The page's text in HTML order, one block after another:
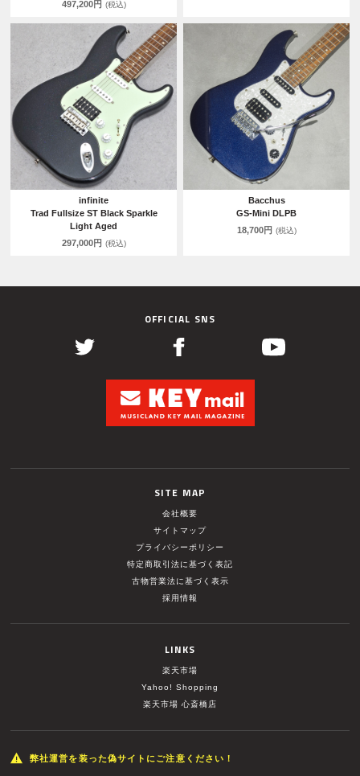
497,200円 (税込)
infinite
Trad Fullsize ST Black Sparkle
Light Aged
297,000円 (税込)
Bacchus
GS-Mini DLPB
18,700円 (税込)
OFFICIAL SNS
SITE MAP
会社概要
サイトマップ
プライバシーポリシー
特定商取引法に基づく表記
古物営業法に基づく表示
採用情報
LINKS
楽天市場
Yahoo! Shopping
楽天市場 心斎橋店
弊社運営を装った偽サイトにご注意ください！